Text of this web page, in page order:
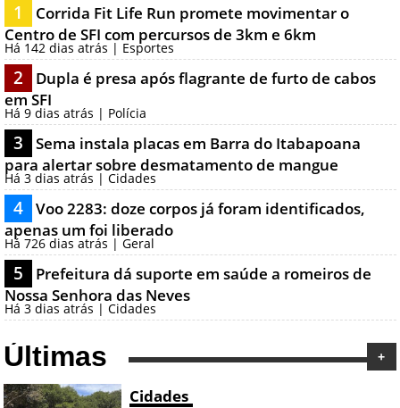
1
Corrida Fit Life Run promete movimentar o
Centro de SFI com percursos de 3km e 6km
Há 142 dias atrás | Esportes
2
Dupla é presa após flagrante de furto de cabos
em SFI
Há 9 dias atrás | Polícia
3
Sema instala placas em Barra do Itabapoana
para alertar sobre desmatamento de mangue
Há 3 dias atrás | Cidades
4
Voo 2283: doze corpos já foram identificados,
apenas um foi liberado
Há 726 dias atrás | Geral
5
Prefeitura dá suporte em saúde a romeiros de
Nossa Senhora das Neves
Há 3 dias atrás | Cidades
Últimas +
Cidades